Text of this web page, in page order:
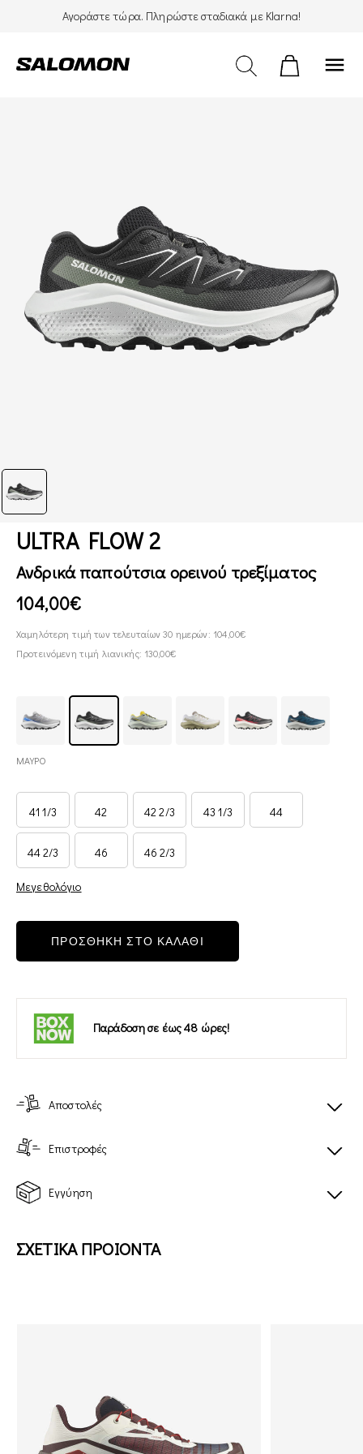
Αγοράστε τώρα. Πληρώστε σταδιακά με Klarna!
menu
ULTRA FLOW 2
Ανδρικά παπούτσια ορεινού τρεξίματος
104,00€
Χαμηλότερη τιμή των τελευταίων 30 ημερών: 104,00€
Προτεινόμενη τιμή λιανικής: 130,00€
ΜΑΥΡΟ
41 1/3 42 42 2/3 43 1/3 44
44 2/3 46 46 2/3
Μεγεθολόγιο
ΠΡΟΣΘΗΚΗ ΣΤΟ ΚΑΛΑΘΙ
Παράδοση σε έως 48 ώρες!
Αποστολές
Επιστροφές
Εγγύηση
ΣΧΕΤΙΚΑ ΠΡΟΙΟΝΤΑ